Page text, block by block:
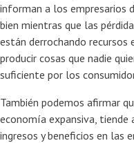
informan a los empresarios
bien mientras que las
están derrochando recursos
producir cosas que nadie
suficiente por los
También podemos afirmar
economía expansiva, tiende
ingresos y beneficios en las